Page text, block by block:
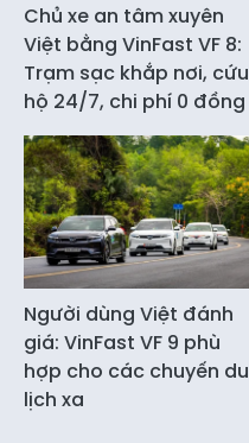
Chủ xe an tâm xuyên
Việt bằng VinFast VF 8:
Trạm sạc khắp nơi, cứu
hộ 24/7, chi phí 0 đồng
Người dùng Việt đánh
giá: VinFast VF 9 phù
hợp cho các chuyến du
lịch xa